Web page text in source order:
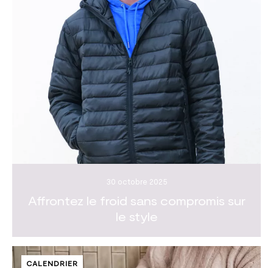
30 octobre 2025
Affrontez le froid sans compromis sur
le style
CALENDRIER